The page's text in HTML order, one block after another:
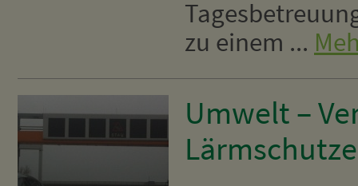
zu einem ...
Umwelt –